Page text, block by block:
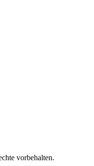
vorbehalten.